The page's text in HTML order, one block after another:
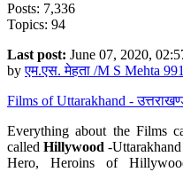
Posts: 7,336
Topics: 94
Last post: June 07, 2020,
byएम.एस. मेहता /M S Mehta
Films of Uttarakhand -
Everything about the Films
calledHillywood-
Hero, Heroins of